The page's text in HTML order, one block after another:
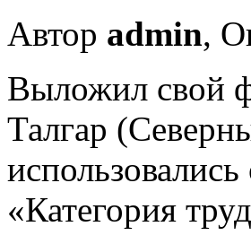
Автор admin,
Выложил свой
Талгар
«Категория